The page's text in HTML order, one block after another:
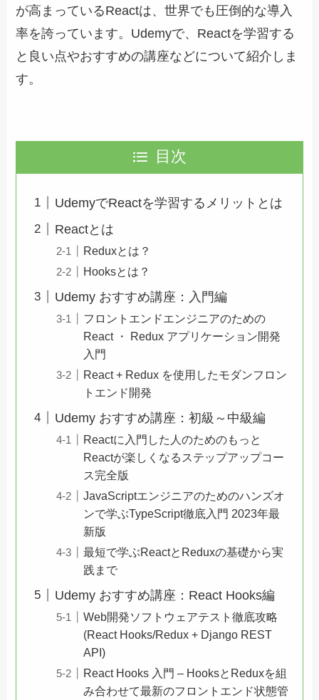
が高まっているReactは、世界でも圧倒的な導入
率を誇っています。Udemyで、Reactを学習する
と良い点やおすすめの講座などについて紹介しま
す。
目次
UdemyでReactを学習するメリットとは
Reactとは
Reduxとは？
Hooksとは？
Udemy おすすめ講座：入門編
フロントエンドエンジニアのための
React ・ Redux アプリケーション開発
入門
React + Redux を使用したモダンフロン
トエンド開発
Udemy おすすめ講座：初級～中級編
Reactに入門した人のためのもっと
Reactが楽しくなるステップアップコー
ス完全版
JavaScriptエンジニアのためのハンズオ
ンで学ぶTypeScript徹底入門 2023年最
新版
最短で学ぶReactとReduxの基礎から実
践まで
Udemy おすすめ講座：React Hooks編
Web開発ソフトウェアテスト徹底攻略
(React Hooks/Redux + Django REST
API)
React Hooks 入門 – HooksとReduxを組
み合わせて最新のフロントエンド状態管